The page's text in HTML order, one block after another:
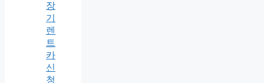
장
기
렌
트
카
신
청